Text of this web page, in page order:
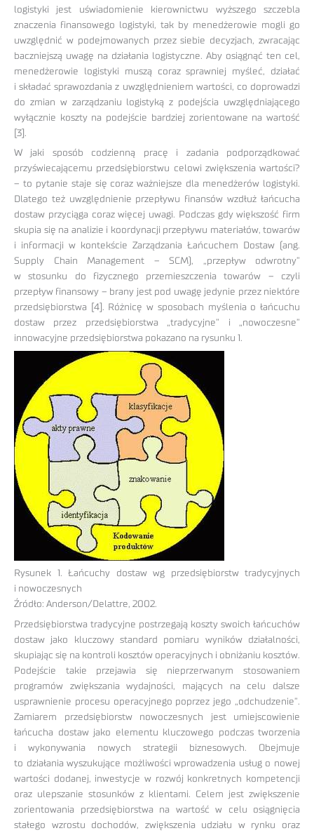
logistyki jest uświadomienie kierownictwu wyższego szczebla
znaczenia finansowego logistyki, tak by menedżerowie mogli go
uwzględnić w podejmowanych przez siebie decyzjach, zwracając
baczniejszą uwagę na działania logistyczne. Aby osiągnąć ten cel,
menedżerowie logistyki muszą coraz sprawniej myśleć, działać
i składać sprawozdania z uwzględnieniem wartości, co doprowadzi
do zmian w zarządzaniu logistyką z podejścia uwzględniającego
wyłącznie koszty na podejście bardziej zorientowane na wartość
[3].
W jaki sposób codzienną pracę i zadania podporządkować
przyświecającemu przedsiębiorstwu celowi zwiększenia wartości?
– to pytanie staje się coraz ważniejsze dla menedżerów logistyki.
Dlatego też uwzględnienie przepływu finansów wzdłuż łańcucha
dostaw przyciąga coraz więcej uwagi. Podczas gdy większość firm
skupia się na analizie i koordynacji przepływu materiałów, towarów
i informacji w kontekście Zarządzania Łańcuchem Dostaw (ang.
Supply Chain Management – SCM), „przepływ odwrotny”
w stosunku do fizycznego przemieszczenia towarów – czyli
przepływ finansowy – brany jest pod uwagę jedynie przez niektóre
przedsiębiorstwa [4]. Różnicę w sposobach myślenia o łańcuchu
dostaw przez przedsiębiorstwa „tradycyjne” i „nowoczesne”
innowacyjne przedsiębiorstwa pokazano na rysunku 1.
Rysunek 1. Łańcuchy dostaw wg przedsiębiorstw tradycyjnych
i nowoczesnych
Źródło: Anderson/Delattre, 2002.
Przedsiębiorstwa tradycyjne postrzegają koszty swoich łańcuchów
dostaw jako kluczowy standard pomiaru wyników działalności,
skupiając się na kontroli kosztów operacyjnych i obniżaniu kosztów.
Podejście takie przejawia się nieprzerwanym stosowaniem
programów zwiększania wydajności, mających na celu dalsze
usprawnienie procesu operacyjnego poprzez jego „odchudzenie”.
Zamiarem przedsiębiorstw nowoczesnych jest umiejscowienie
łańcucha dostaw jako elementu kluczowego podczas tworzenia
i wykonywania nowych strategii biznesowych. Obejmuje
to działania wyszukujące możliwości wprowadzenia usług o nowej
wartości dodanej, inwestycje w rozwój konkretnych kompetencji
oraz ulepszanie stosunków z klientami. Celem jest zwiększenie
zorientowania przedsiębiorstwa na wartość w celu osiągnięcia
stałego wzrostu dochodów, zwiększenia udziału w rynku oraz